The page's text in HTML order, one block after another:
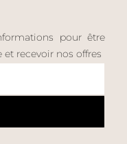
pour être
et recevoir nos offres